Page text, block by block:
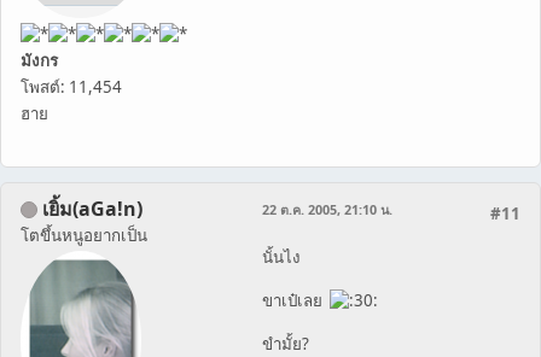
มังกร
โพสต์: 11,454
ฮาย
เยิ้ม(aGa!n)
โตขึ้นหนูอยากเป็น
#11
22 ต.ค. 2005, 21:10 น.
นั้นไง
ขาเป๋เลย
ขำมั้ย?